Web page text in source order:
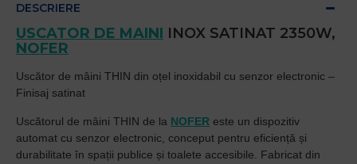
DESCRIERE
USCATOR DE MAINI INOX SATINAT 2350W,
NOFER
Uscător de mâini THIN din oțel inoxidabil cu senzor electronic –
Finisaj satinat
Uscătorul de mâini THIN de la NOFER este un dispozitiv
automat cu senzor electronic, conceput pentru eficiență și
durabilitate în spații publice și toalete accesibile. Fabricat din